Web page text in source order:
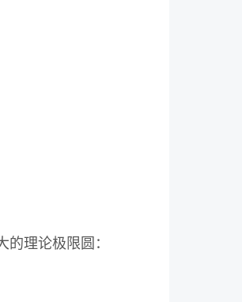
理论极限圆：